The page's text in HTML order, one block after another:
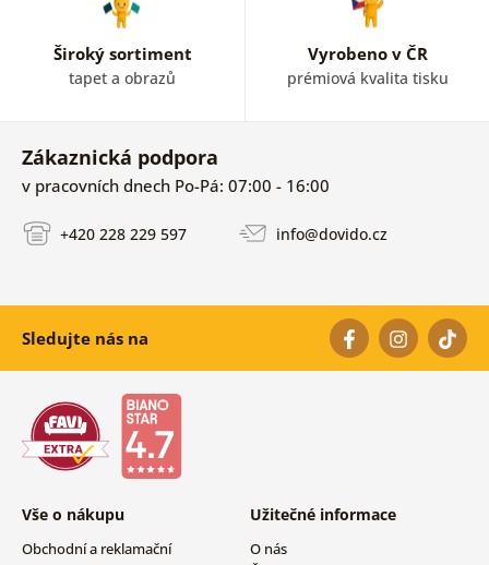
Široký sortiment
tapet a obrazů
Vyrobeno v ČR
prémiová kvalita tisku
Zákaznická podpora
v pracovních dnech Po-Pá: 07:00 - 16:00
+420 228 229 597 info@dovido.cz
Sledujte nás na
Vše o nákupu
Obchodní a reklamační
Užitečné informace
O nás